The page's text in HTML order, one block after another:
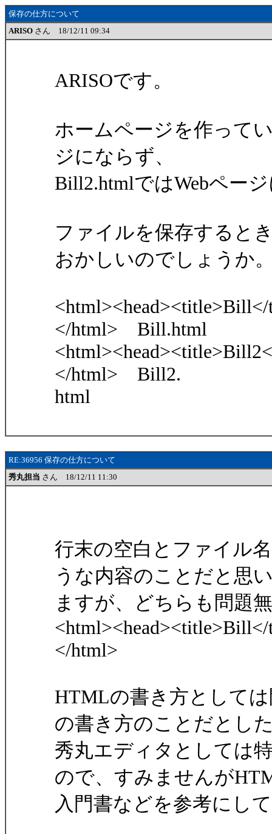
保存の仕方について
ARISO さん 18/12/11 09:34
ARISOです。
ホームページを作って
ジにならず、
Bill2.htmlではWebペー
ファイルを保存すると
おかしいのでしょうか
</html> Bill.html
</html> Bill2.
html
RE:36956 保存の仕方について
秀丸担当 さん 18/12/11 11:30
行末の空白とファイル
うな内容のことだと思
ますが、どちらも問題
</html>
HTMLの書き方として
の書き方のことだとし
秀丸エディタとしては
ので、すみませんが
入門書などを参考にし